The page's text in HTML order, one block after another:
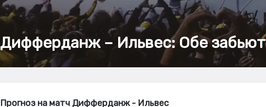
Дифферданж – Ильвес: Обе забьют
Прогноз на матч Дифферданж - Ильвес